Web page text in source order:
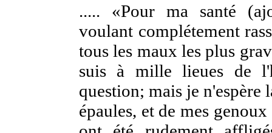
..... «Pour ma santé
voulant complétement
tous les maux les plus
suis à mille lieues de
question; mais je n'espère
épaules, et de mes